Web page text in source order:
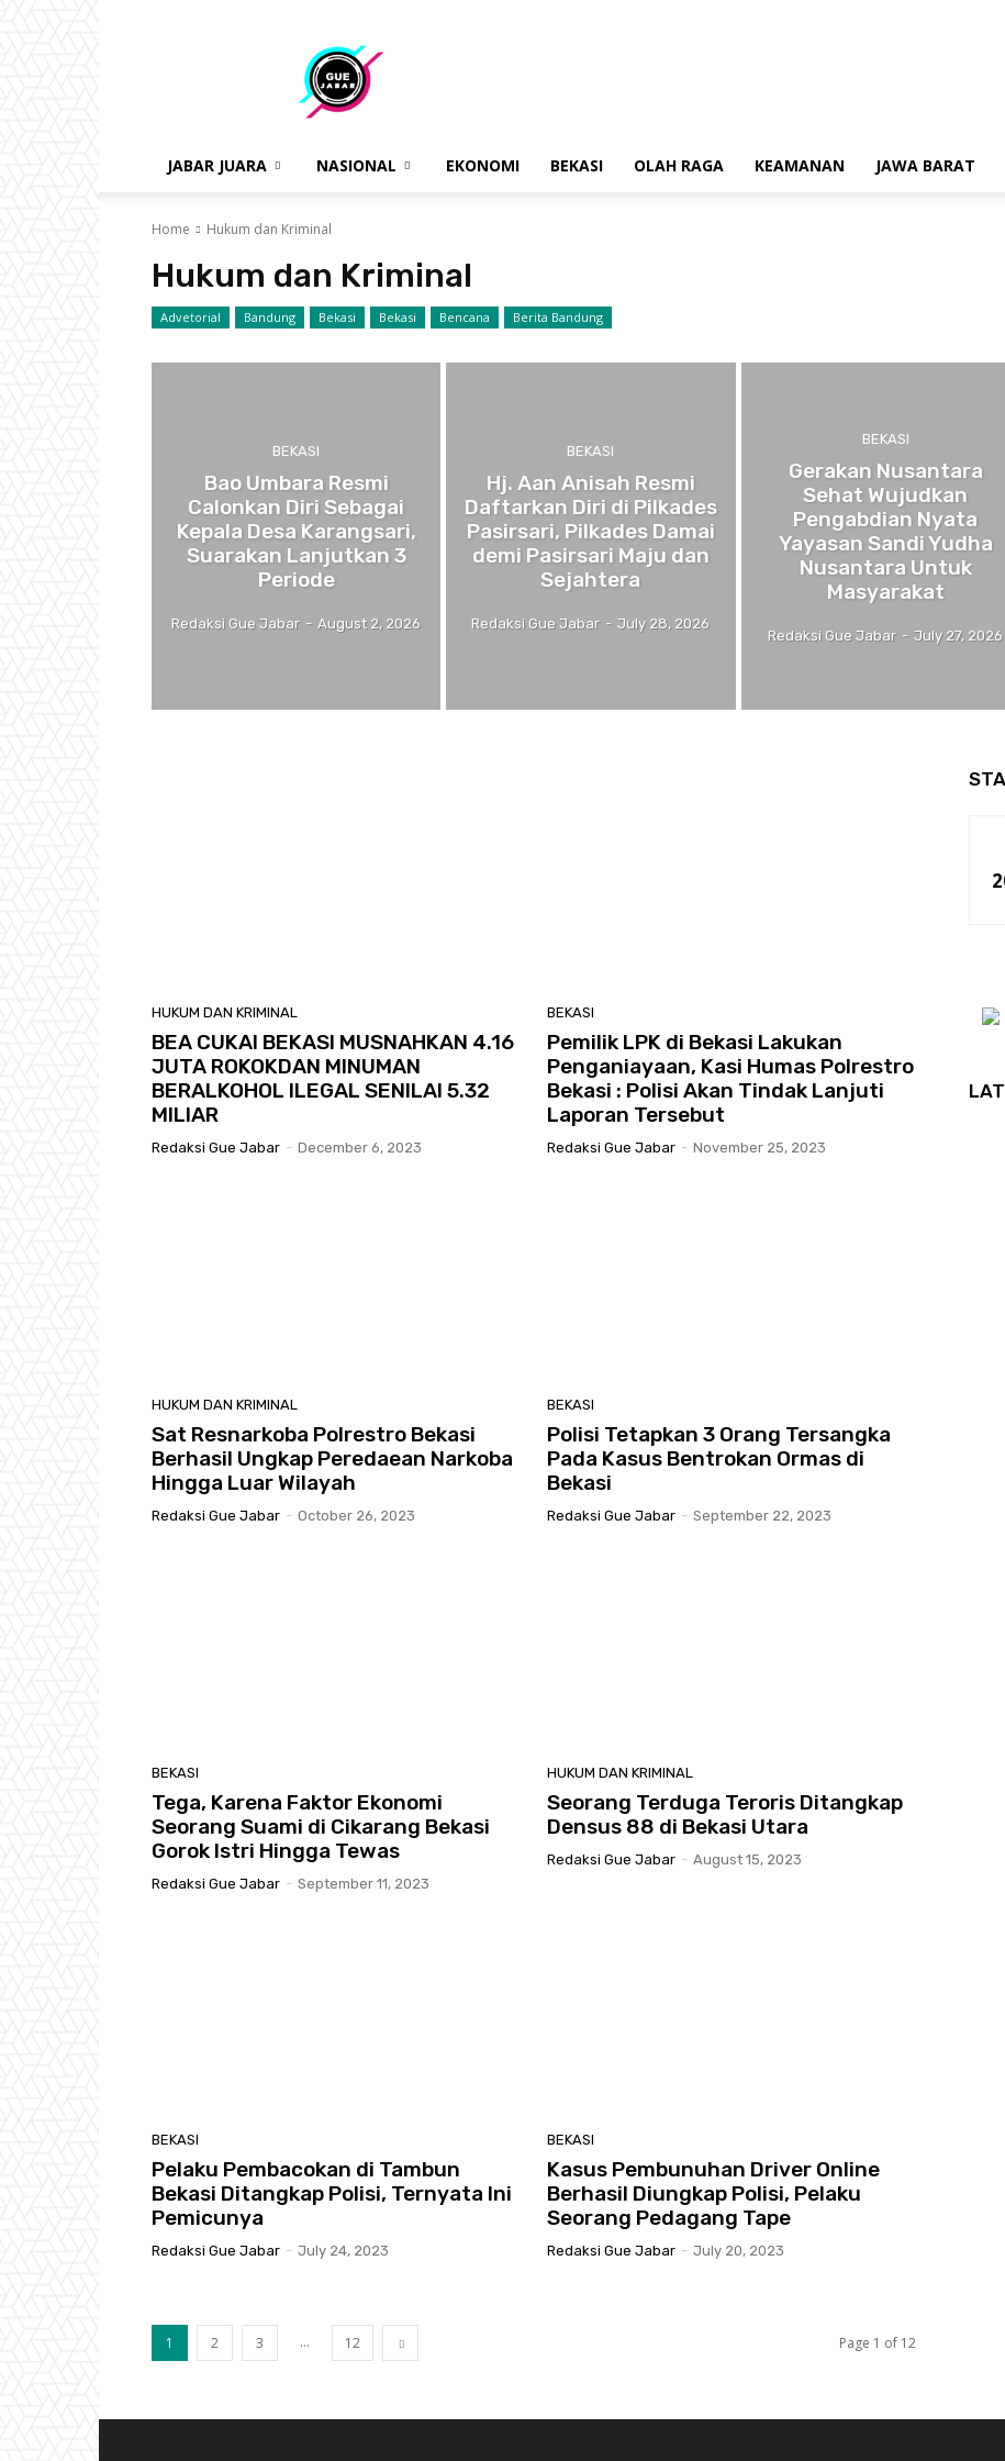
gue
jabar
JABAR JUARA NASIONAL EKONOMI BEKASI OLAH RAGA KEAMANAN JAWA BARAT
Home Hukum dan Kriminal
Hukum dan Kriminal
Advetorial Bandung Bekasi Bekasi Bencana Berita Bandung
BEKASI
Bao Umbara Resmi
Calonkan Diri Sebagai
Kepala Desa Karangsari,
Suarakan Lanjutkan 3
Periode
Redaksi Gue Jabar - August 2, 2026
BEKASI
Hj. Aan Anisah Resmi
Daftarkan Diri di Pilkades
Pasirsari, Pilkades Damai
demi Pasirsari Maju dan
Sejahtera
Redaksi Gue Jabar - July 28, 2026
BEKASI
Gerakan Nusantara
Sehat Wujudkan
Pengabdian Nyata
Yayasan Sandi Yudha
Nusantara Untuk
Masyarakat
Redaksi Gue Jabar - July 27, 2026
HUKUM DAN KRIMINAL
BEA CUKAI BEKASI MUSNAHKAN 4.16
JUTA ROKOKDAN MINUMAN
BERALKOHOL ILEGAL SENILAI 5.32
MILIAR
Redaksi Gue Jabar - December 6, 2023
BEKASI
Pemilik LPK di Bekasi Lakukan
Penganiayaan, Kasi Humas Polrestro
Bekasi : Polisi Akan Tindak Lanjuti
Laporan Tersebut
Redaksi Gue Jabar - November 25, 2023
HUKUM DAN KRIMINAL
Sat Resnarkoba Polrestro Bekasi
Berhasil Ungkap Peredaean Narkoba
Hingga Luar Wilayah
Redaksi Gue Jabar - October 26, 2023
BEKASI
Polisi Tetapkan 3 Orang Tersangka
Pada Kasus Bentrokan Ormas di
Bekasi
Redaksi Gue Jabar - September 22, 2023
BEKASI
Tega, Karena Faktor Ekonomi
Seorang Suami di Cikarang Bekasi
Gorok Istri Hingga Tewas
Redaksi Gue Jabar - September 11, 2023
HUKUM DAN KRIMINAL
Seorang Terduga Teroris Ditangkap
Densus 88 di Bekasi Utara
Redaksi Gue Jabar - August 15, 2023
BEKASI
Pelaku Pembacokan di Tambun
Bekasi Ditangkap Polisi, Ternyata Ini
Pemicunya
Redaksi Gue Jabar - July 24, 2023
BEKASI
Kasus Pembunuhan Driver Online
Berhasil Diungkap Polisi, Pelaku
Seorang Pedagang Tape
Redaksi Gue Jabar - July 20, 2023
1 2 3 ... 12 Page 1 of 12